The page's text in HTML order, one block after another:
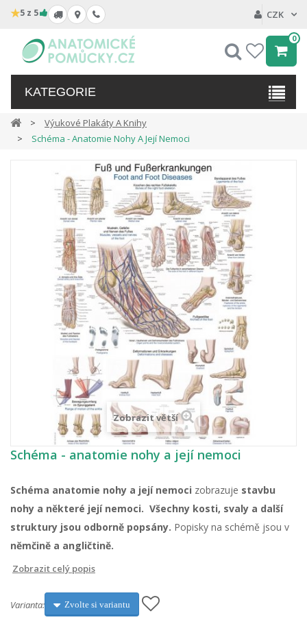
★5 z 5 CZK
My
wishlist
0
Hledat
KATEGORIE
Výukové Plakáty A Knihy
Schéma - Anatomie Nohy A Její Nemoci
Zobrazit větší
Schéma - anatomie nohy a její nemoci
Schéma anatomie nohy a její nemoci zobrazuje stavbu
nohy a některé její nemoci. Všechny kosti, svaly a další
struktury jsou odborně popsány. Popisky na schémě jsou v
němčině a angličtině.
Zobrazit celý popis
Varianta: Zvolte si variantu